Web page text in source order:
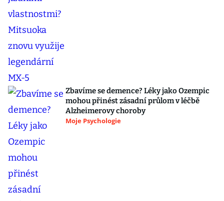
Zbavíme se demence? Léky jako Ozempic
mohou přinést zásadní průlom v léčbě
Alzheimerovy choroby
Moje Psychologie